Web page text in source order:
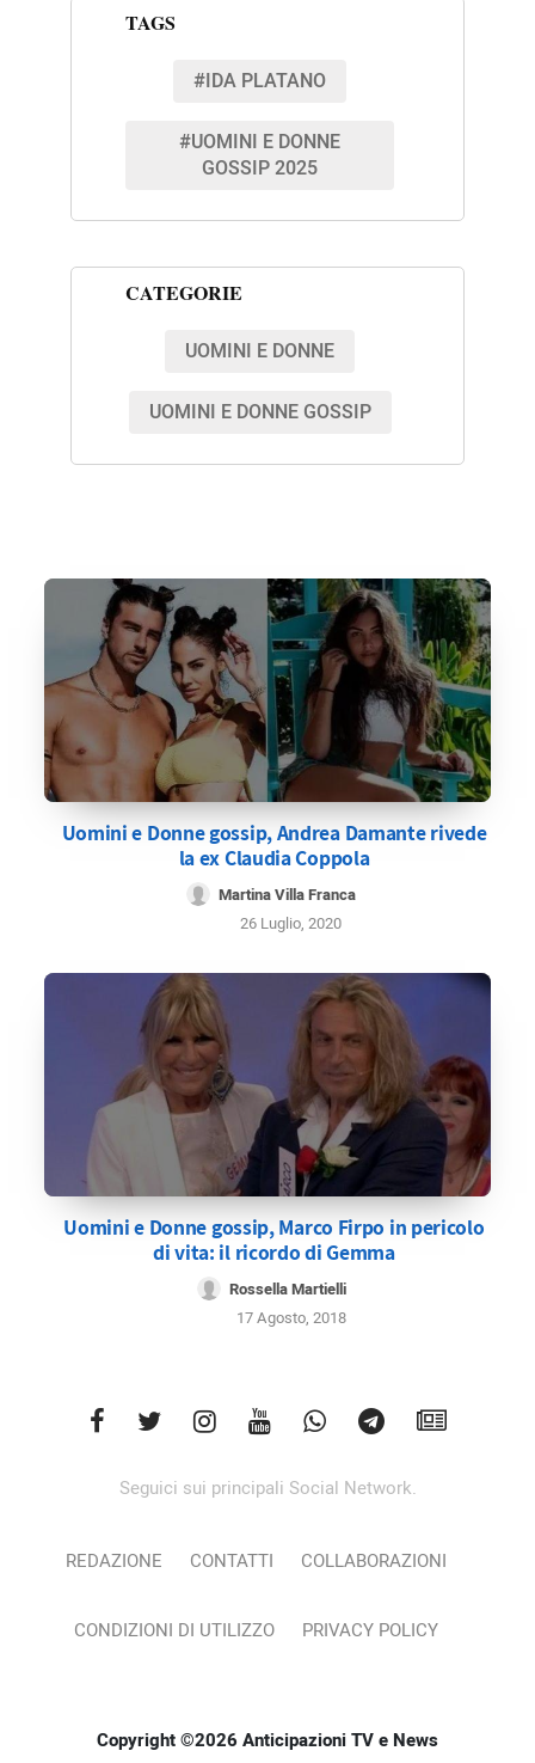
TAGS
#IDA PLATANO
#UOMINI E DONNE
GOSSIP 2025
CATEGORIE
UOMINI E DONNE
UOMINI E DONNE GOSSIP
Uomini e Donne gossip, Andrea Damante rivede
la ex Claudia Coppola
Martina Villa Franca
26 Luglio, 2020
Uomini e Donne gossip, Marco Firpo in pericolo
di vita: il ricordo di Gemma
Rossella Martielli
17 Agosto, 2018
Seguici sui principali Social Network.
REDAZIONE CONTATTI COLLABORAZIONI
CONDIZIONI DI UTILIZZO PRIVACY POLICY
Copyright ©2026 Anticipazioni TV e News